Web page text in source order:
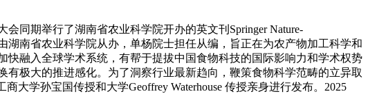
会同期举行了湖南省农业科学院开办的英文刊Springer Nature-
由湖南省农业科学院从办，单杨院士担任从编，旨正在为农产物加工科学和
融入全球学术系统，有帮于提拔中国食物科技的国际影响力和学术权势
极大的推进感化。为了洞察行业最新趋向，鞭策食物科学范畴的立异取
学孙宝国传授和大学Geoffrey Waterhouse 传授亲身进行发布。2025